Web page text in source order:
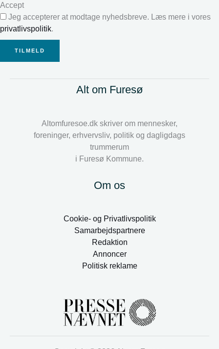
Accept
Jeg accepterer at modtage nyhedsbreve. Læs mere i vores
privatlivspolitik.
TILMELD
Alt om Furesø
Altomfuresoe.dk skriver om mennesker,
foreninger, erhvervsliv, politik og dagligdags
trummerum
i Furesø Kommune.
Om os
Cookie- og Privatlivspolitik
Samarbejdspartnere
Redaktion
Annoncer
Politisk reklame